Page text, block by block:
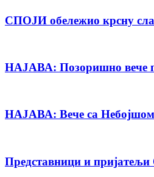
СПОЈИ обележио крсну
НАЈАВА: Позоришно вече
НАЈАВА: Вече са
Представници и